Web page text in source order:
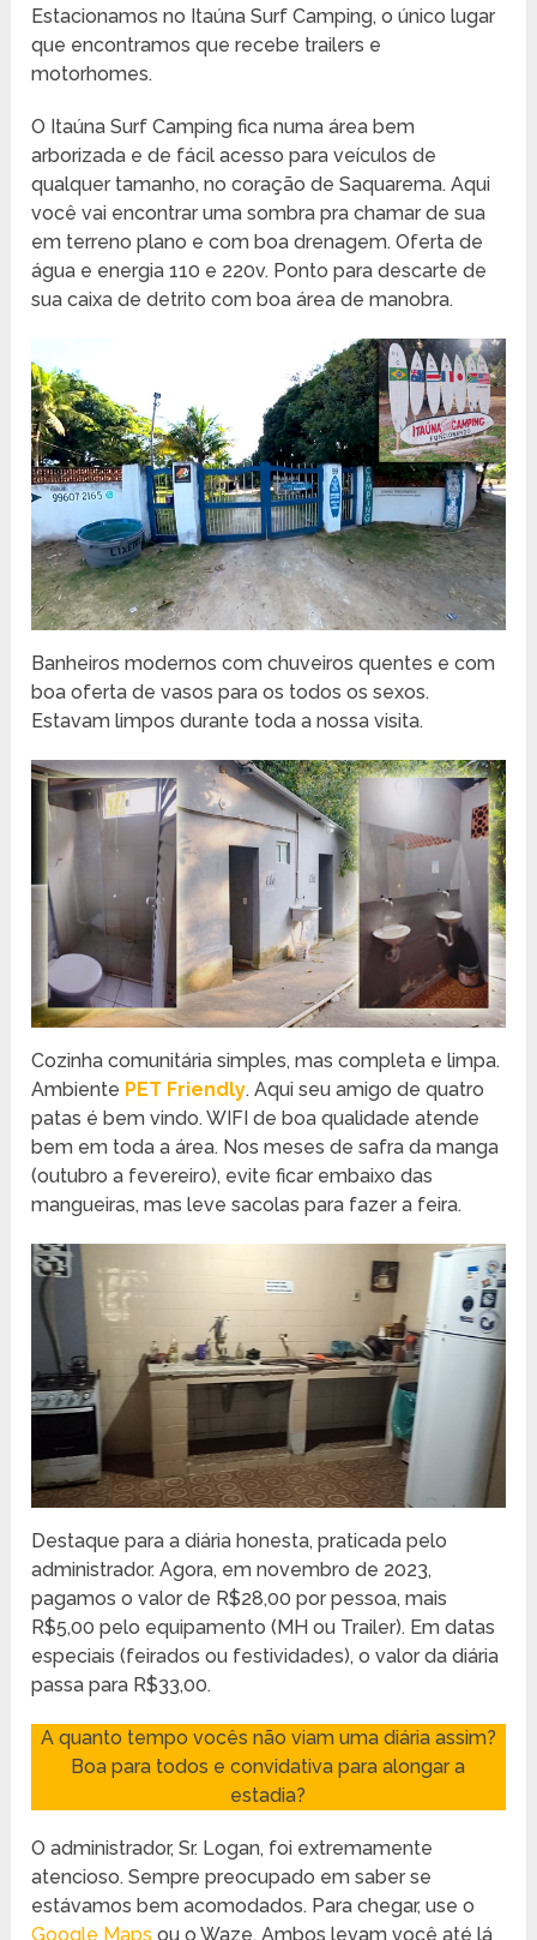
Estacionamos no Itaúna Surf Camping, o único lugar
que encontramos que recebe trailers e
motorhomes.
O Itaúna Surf Camping fica numa área bem
arborizada e de fácil acesso para veículos de
qualquer tamanho, no coração de Saquarema. Aqui
você vai encontrar uma sombra pra chamar de sua
em terreno plano e com boa drenagem. Oferta de
água e energia 110 e 220v. Ponto para descarte de
sua caixa de detrito com boa área de manobra.
Banheiros modernos com chuveiros quentes e com
boa oferta de vasos para os todos os sexos.
Estavam limpos durante toda a nossa visita.
Cozinha comunitária simples, mas completa e limpa.
Ambiente PET Friendly. Aqui seu amigo de quatro
patas é bem vindo. WIFI de boa qualidade atende
bem em toda a área. Nos meses de safra da manga
(outubro a fevereiro), evite ficar embaixo das
mangueiras, mas leve sacolas para fazer a feira.
Destaque para a diária honesta, praticada pelo
administrador. Agora, em novembro de 2023,
pagamos o valor de R$28,00 por pessoa, mais
R$5,00 pelo equipamento (MH ou Trailer). Em datas
especiais (feirados ou festividades), o valor da diária
passa para R$33,00.
A quanto tempo vocês não viam uma diária assim?
Boa para todos e convidativa para alongar a
estadia?
O administrador, Sr. Logan, foi extremamente
atencioso. Sempre preocupado em saber se
estávamos bem acomodados. Para chegar, use o
Google Maps ou o Waze. Ambos levam você até lá